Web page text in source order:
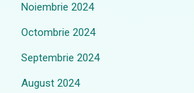
Noiembrie 2024
Octombrie 2024
Septembrie 2024
August 2024